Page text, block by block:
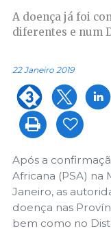
A doença já foi
diferentes e num
22 Janeiro 2019
Após a
Africana (PSA) na
Janeiro, as
doença nas
bem como no